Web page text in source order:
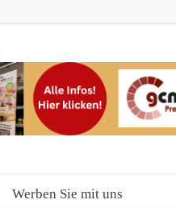
Werben Sie mit uns